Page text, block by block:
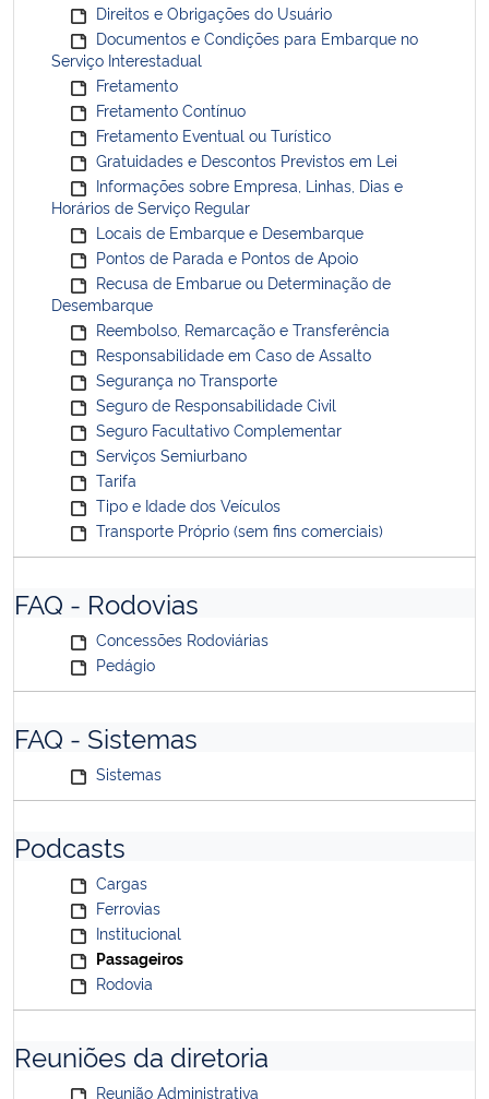
Direitos e Obrigações do Usuário
Documentos e Condições para Embarque no
Serviço Interestadual
Fretamento
Fretamento Contínuo
Fretamento Eventual ou Turístico
Gratuidades e Descontos Previstos em Lei
Informações sobre Empresa, Linhas, Dias e
Horários de Serviço Regular
Locais de Embarque e Desembarque
Pontos de Parada e Pontos de Apoio
Recusa de Embarue ou Determinação de
Desembarque
Reembolso, Remarcação e Transferência
Responsabilidade em Caso de Assalto
Segurança no Transporte
Seguro de Responsabilidade Civil
Seguro Facultativo Complementar
Serviços Semiurbano
Tarifa
Tipo e Idade dos Veículos
Transporte Próprio (sem fins comerciais)
FAQ - Rodovias
Concessões Rodoviárias
Pedágio
FAQ - Sistemas
Sistemas
Podcasts
Cargas
Ferrovias
Institucional
Passageiros
Rodovia
Reuniões da diretoria
Reunião Administrativa